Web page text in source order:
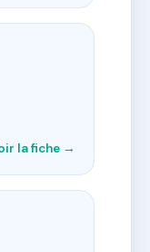
la fiche →